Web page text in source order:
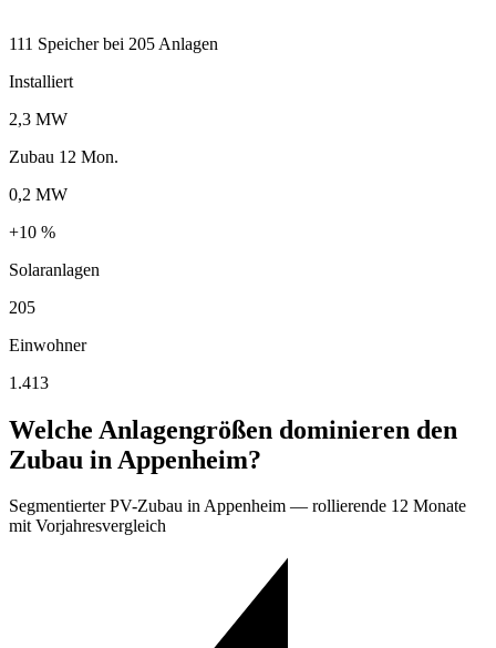
111 Speicher bei 205 Anlagen
Installiert
2,3 MW
Zubau 12 Mon.
0,2 MW
+10 %
Solaranlagen
205
Einwohner
1.413
Welche Anlagengrößen dominieren den
Zubau in Appenheim?
Segmentierter PV-Zubau in Appenheim — rollierende 12 Monate
mit Vorjahresvergleich